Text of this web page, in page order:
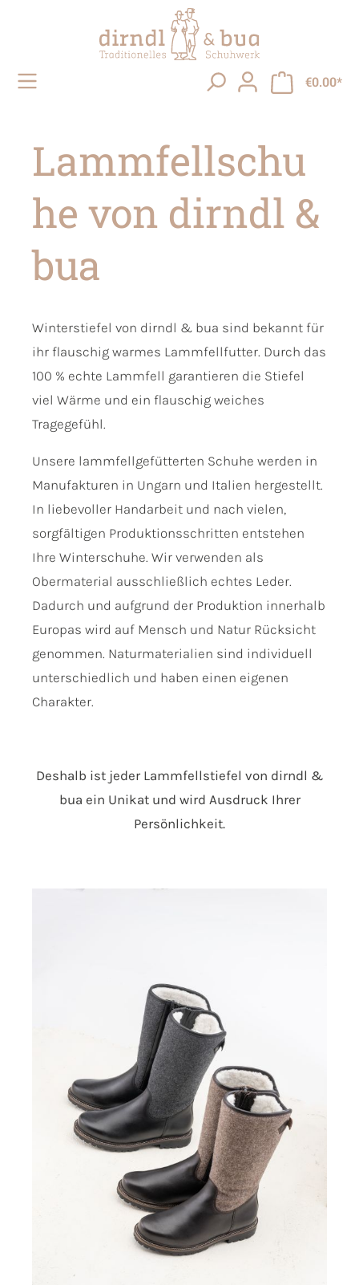
€0.00*
Lammfellschu
he von dirndl &
bua
Winterstiefel von dirndl & bua sind bekannt für
ihr flauschig warmes Lammfellfutter. Durch das
100 % echte Lammfell garantieren die Stiefel
viel Wärme und ein flauschig weiches
Tragegefühl.
Unsere lammfellgefütterten Schuhe werden in
Manufakturen in Ungarn und Italien hergestellt.
In liebevoller Handarbeit und nach vielen,
sorgfältigen Produktionsschritten entstehen
Ihre Winterschuhe. Wir verwenden als
Obermaterial ausschließlich echtes Leder.
Dadurch und aufgrund der Produktion innerhalb
Europas wird auf Mensch und Natur Rücksicht
genommen. Naturmaterialien sind individuell
unterschiedlich und haben einen eigenen
Charakter.
Deshalb ist jeder Lammfellstiefel von dirndl &
bua ein Unikat und wird Ausdruck Ihrer
Persönlichkeit.